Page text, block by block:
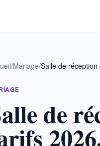
/Mariage/Salle de
de